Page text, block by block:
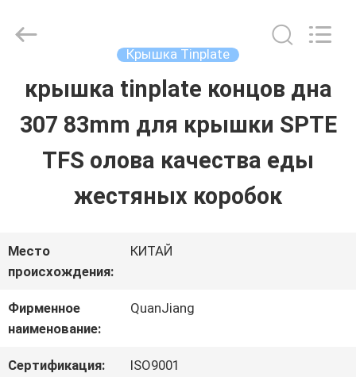
ДОМ
ПРОДУКТЫ
ВИДЕО
О
НАС
ПУТЕШЕСТВИЕ
METAL
Reserved.
Крышка Tinplate
крышка tinplate концов дна
307 83mm для крышки SPTE
TFS олова качества еды
жестяных коробок
Место
происхождения:
КИТАЙ
Фирменное
наименование:
QuanJiang
Сертификация: ISO9001